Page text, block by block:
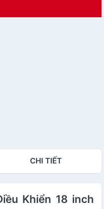
CHI TIẾT
Khiển 18 inch